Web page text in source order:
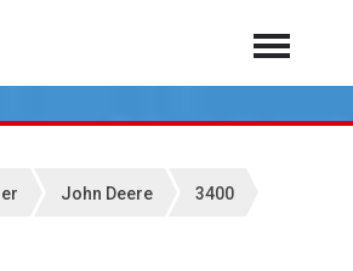
Home
7.000 Testberichte
John Deere 3400